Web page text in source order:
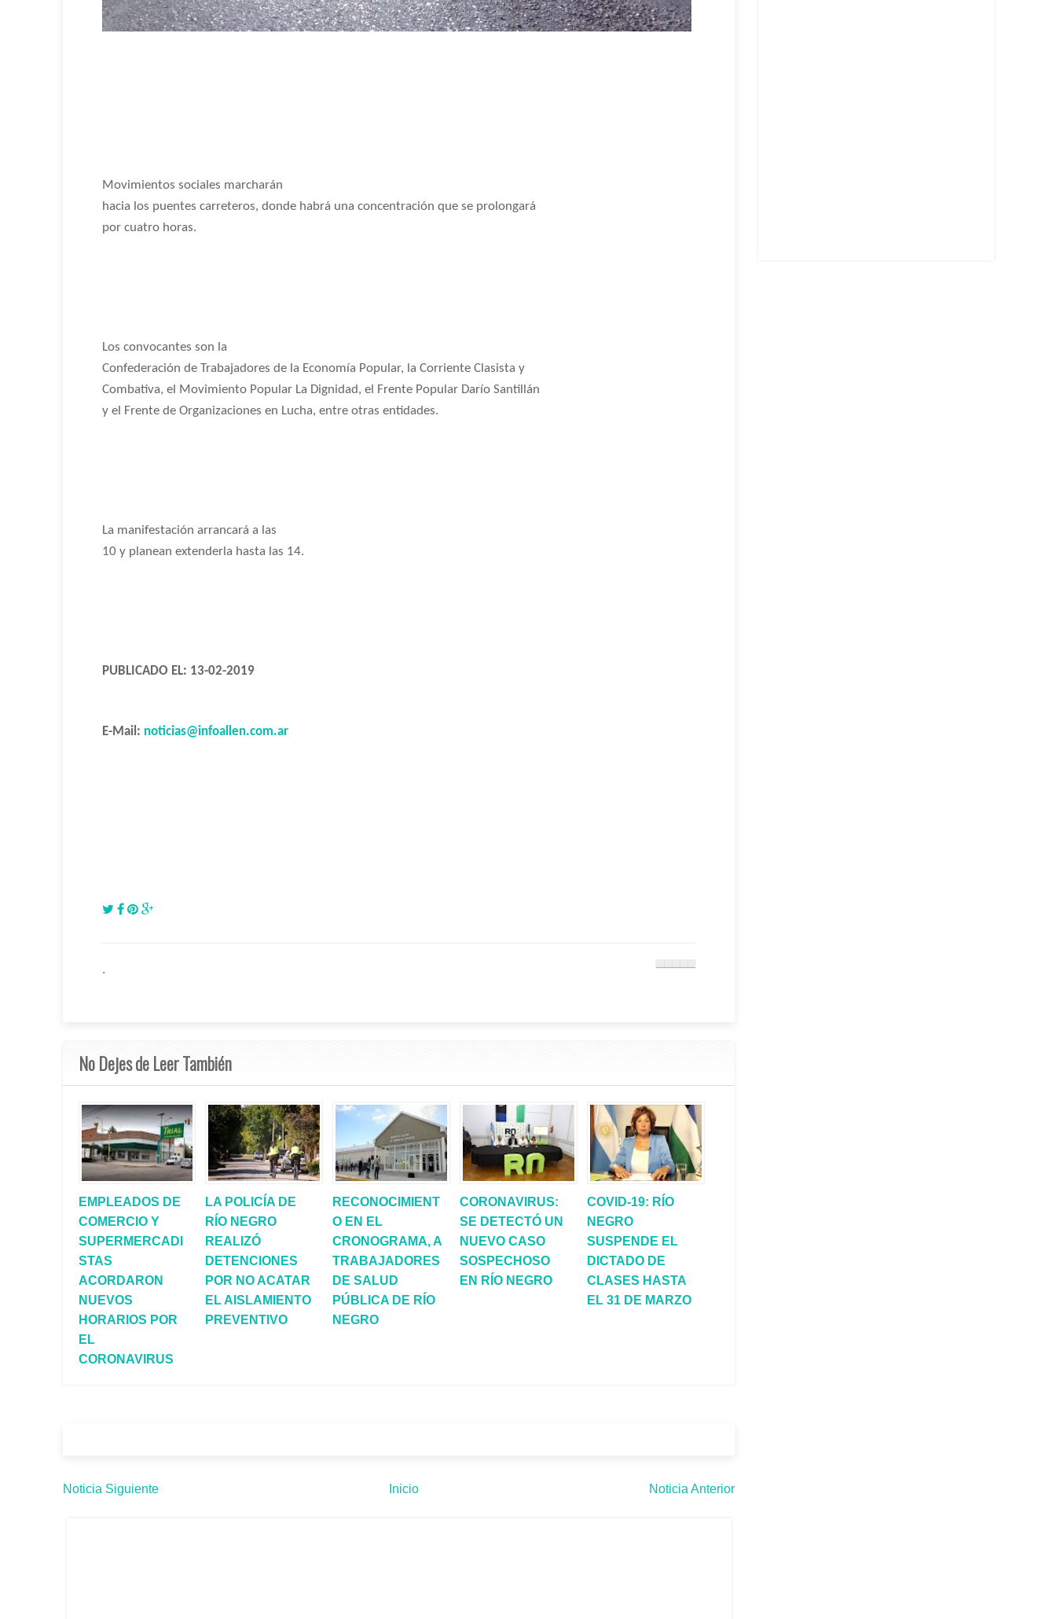
Movimientos sociales marcharán
hacia los puentes carreteros, donde habrá una concentración que se prolongará
por cuatro horas.
Los convocantes son la
Confederación de Trabajadores de la Economía Popular, la Corriente Clasista y
Combativa, el Movimiento Popular La Dignidad, el Frente Popular Darío Santillán
y el Frente de Organizaciones en Lucha, entre otras entidades.
La manifestación arrancará a las
10 y planean extenderla hasta las 14.
PUBLICADO EL: 13-02-2019
E-Mail: noticias@infoallen.com.ar
.
No Dejes de Leer También
EMPLEADOS DE
COMERCIO Y
SUPERMERCADI
STAS
ACORDARON
NUEVOS
HORARIOS POR
EL
CORONAVIRUS
LA POLICÍA DE
RÍO NEGRO
REALIZÓ
DETENCIONES
POR NO ACATAR
EL AISLAMIENTO
PREVENTIVO
RECONOCIMIENT
O EN EL
CRONOGRAMA, A
TRABAJADORES
DE SALUD
PÚBLICA DE RÍO
NEGRO
CORONAVIRUS:
SE DETECTÓ UN
NUEVO CASO
SOSPECHOSO
EN RÍO NEGRO
COVID-19: RÍO
NEGRO
SUSPENDE EL
DICTADO DE
CLASES HASTA
EL 31 DE MARZO
Noticia Siguiente Inicio Noticia Anterior